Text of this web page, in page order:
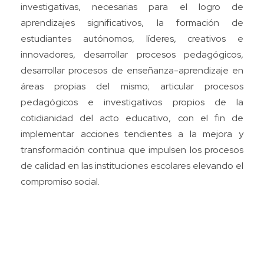
investigativas, necesarias para el logro de
aprendizajes significativos, la formación de
estudiantes autónomos, líderes, creativos e
innovadores, desarrollar procesos pedagógicos,
desarrollar procesos de enseñanza-aprendizaje en
áreas propias del mismo; articular procesos
pedagógicos e investigativos propios de la
cotidianidad del acto educativo, con el fin de
implementar acciones tendientes a la mejora y
transformación continua que impulsen los procesos
de calidad en las instituciones escolares elevando el
compromiso social.